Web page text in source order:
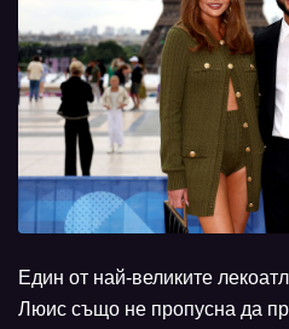
Един от най-великите
Люис също не пропусна да